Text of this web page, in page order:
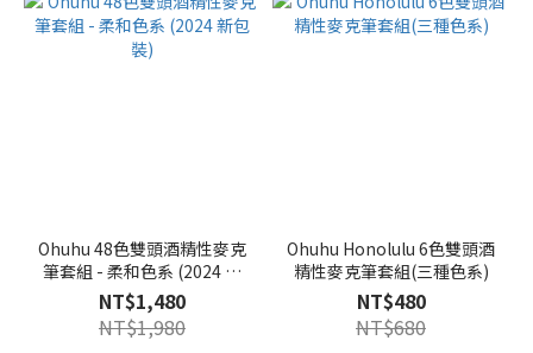
價格
(NT$)
Ohuhu 48色雙頭酒精性麥克
筆套組 - 柔和色系 (2024 新
包裝)
NT$1,480
NT$1,980
Ohuhu Honolulu 6色雙頭酒
精性麥克筆套組(三種色系)
NT$480
NT$680